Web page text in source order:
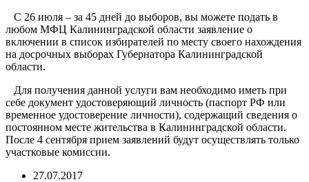
С 26 июля – за 45 дней до выборов, вы можете подать в
любом МФЦ Калининградской области заявление о
включении в список избирателей по месту своего нахождения
на досрочных выборах Губернатора Калининградской
области.
Для получения данной услуги вам необходимо иметь при
себе документ удостоверяющий личность (паспорт РФ или
временное удостоверение личности), содержащий сведения о
постоянном месте жительства в Калининградской области.
После 4 сентября прием заявлений будут осуществлять только
участковые комиссии.
27.07.2017